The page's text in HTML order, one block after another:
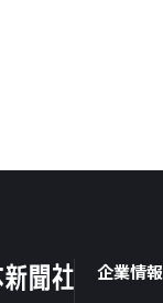
企業情報